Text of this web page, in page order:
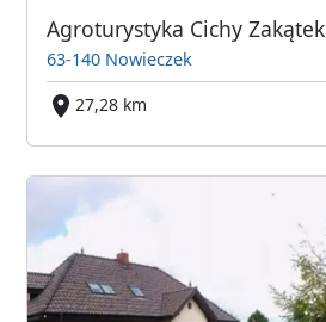
Agroturystyka Cichy Zakątek
63-140 Nowieczek
27,28 km